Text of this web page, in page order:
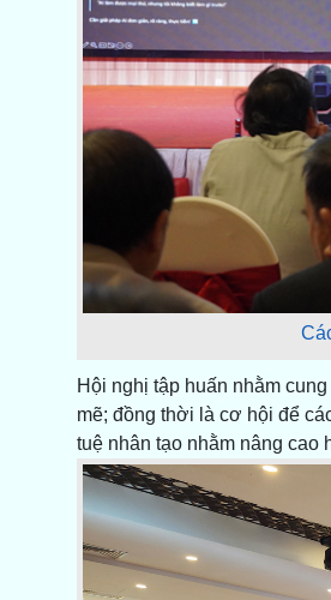
Hội nghị tập huấn nhằm
mẽ; đồng thời là cơ hội để
tuệ nhân tạo nhằm nâng cao